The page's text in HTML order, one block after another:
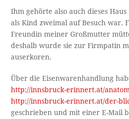
Ihm gehörte also auch dieses
als Kind zweimal auf Besuch war.
Freundin meiner Großmutter
deshalb wurde sie zur Firmpatin
auserkoren.
Über die Eisenwarenhandlung
http://innsbruck-erinnert.at/
http://innsbruck-erinnert.at/der-
geschrieben und mit einer E-Mail